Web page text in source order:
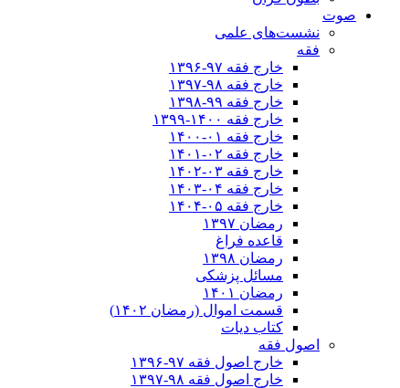
صوت
نشست‌های علمی
فقه
خارج فقه ۹۷-۱۳۹۶
خارج فقه ۹۸-۱۳۹۷
خارج فقه ۹۹-۱۳۹۸
خارج فقه ۱۴۰۰-۱۳۹۹
خارج فقه ۰۱-۱۴۰۰
خارج فقه ۰۲-۱۴۰۱
خارج فقه ۰۳-۱۴۰۲
خارج فقه ۰۴-۱۴۰۳
خارج فقه ۰۵-۱۴۰۴
رمضان ۱۳۹۷
قاعده فراغ
رمضان ۱۳۹۸
مسائل پزشکی
رمضان ۱۴۰۱
قسمت اموال (رمضان ۱۴۰۲)
کتاب دیات
اصول فقه
خارج اصول فقه ۹۷-۱۳۹۶
خارج اصول فقه ۹۸-۱۳۹۷